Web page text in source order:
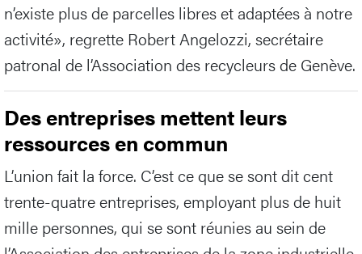
n’existe plus de parcelles libres et adaptées à notre
activité», regrette Robert Angelozzi, secrétaire
patronal de l’Association des recycleurs de Genève.
Des entreprises mettent leurs
ressources en commun
L’union fait la force. C’est ce que se sont dit cent
trente-quatre entreprises, employant plus de huit
mille personnes, qui se sont réunies au sein de